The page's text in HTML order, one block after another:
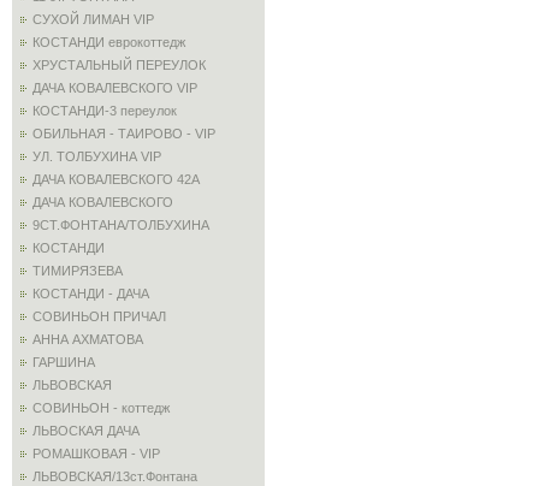
СУХОЙ ЛИМАН VIP
КОСТАНДИ еврокоттедж
ХРУСТАЛЬНЫЙ ПЕРЕУЛОК
ДАЧА КОВАЛЕВСКОГО VIP
КОСТАНДИ-3 переулок
ОБИЛЬНАЯ - ТАИРОВО - VIP
УЛ. ТОЛБУХИНА VIP
ДАЧА КОВАЛЕВСКОГО 42А
ДАЧА КОВАЛЕВСКОГО
9СТ.ФОНТАНА/ТОЛБУХИНА
КОСТАНДИ
ТИМИРЯЗЕВА
КОСТАНДИ - ДАЧА
СОВИНЬОН ПРИЧАЛ
АННА АХМАТОВА
ГАРШИНА
ЛЬВОВСКАЯ
СОВИНЬОН - коттедж
ЛЬВОСКАЯ ДАЧА
РОМАШКОВАЯ - VIP
ЛЬВОВСКАЯ/13ст.Фонтана